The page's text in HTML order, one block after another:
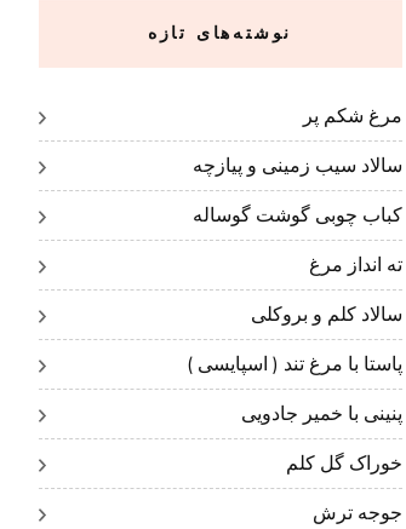
نوشته‌های تازه
مرغ شکم پر
سالاد سیب زمینی و پیازچه
کباب چوبی گوشت گوساله
ته انداز مرغ
سالاد کلم و بروکلی
پاستا با مرغ تند ( اسپایسی )
پنینی با خمیر جادویی
خوراک گل کلم
جوجه ترش